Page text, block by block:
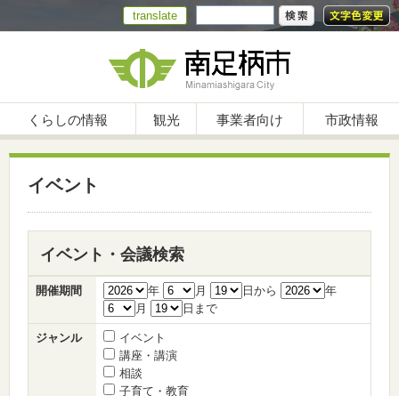
translate
くらしの情報 観光 事業者向け 市政情報
イベント
イベント・会議検索
開催期間 年 月 日から
年
月
日まで
ジャンル
イベント
講座・講演
相談
子育て・教育